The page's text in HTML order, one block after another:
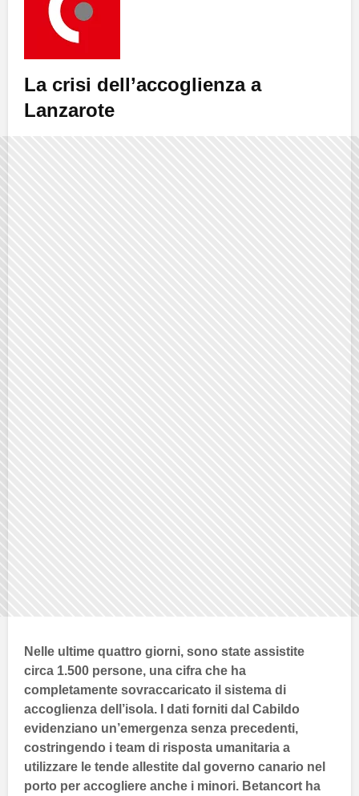
La crisi dell’accoglienza a
Lanzarote
Nelle ultime quattro giorni, sono state assistite
circa 1.500 persone, una cifra che ha
completamente sovraccaricato il sistema di
accoglienza dell’isola. I dati forniti dal Cabildo
evidenziano un’emergenza senza precedenti,
costringendo i team di risposta umanitaria a
utilizzare le tende allestite dal governo canario nel
porto per accogliere anche i minori. Betancort ha